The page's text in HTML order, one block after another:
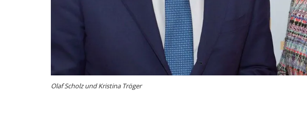
Olaf Scholz und Kristina Tröger